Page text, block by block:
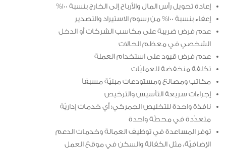
إعادة تحويل رأس المال والأرباح إلى الخارج بنسبة 100%
إعفاء بنسبة 100% من رسوم الاستيراد والتصدير
عدم فرض ضريبة على مكاسب الشركات أو الدخل
الشخصي في معظم الحالات
عدم فرض قيود على استخدام العملة
تكلفة منخفضة للعمليّات
مكاتب ومصانع ومستودعات مبنيّة مسبقاً
إجراءات سريعة التأسيس والترخيص
نافذة واحدة للتخليص الجمركي؛ أي خدمات إداريّة
متعدّدة في محطّة واحدة
توفر المساعدة في توظيف العمالة وخدمات الدعم
الإضافيّة، مثل الكفالة والسكن في موقع العمل